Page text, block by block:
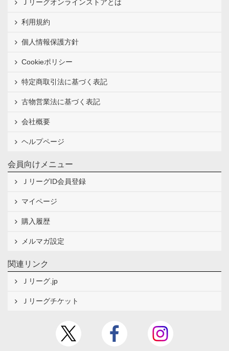
Ｊリーグオンラインストアとは
利用規約
個人情報保護方針
Cookieポリシー
特定商取引法に基づく表記
古物営業法に基づく表記
会社概要
ヘルプページ
会員向けメニュー
ＪリーグID会員登録
マイページ
購入履歴
メルマガ設定
関連リンク
Ｊリーグ.jp
Ｊリーグチケット